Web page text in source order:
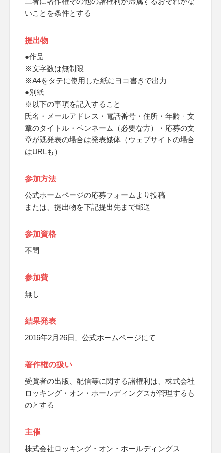
いことを条件とする
提出物
●作品
※文字数は無制限
※A4をタテに使用した紙にヨコ書きで出力
●別紙
※以下の事項を記入すること
氏名・メールアドレス・電話番号・住所・年齢・文
章のタイトル・ペンネーム（必要な方）・応募の文
章が既発表の場合は発表媒体（ウェブサイトの場合
はURLも）
参加方法
公式ホームページの応募フォームより投稿
または、提出物を下記提出先まで郵送
参加資格
不問
参加費
無し
結果発表
2016年2月26日、公式ホームページにて
著作権の扱い
受賞者の出版、配信等に関する諸権利は、株式会社
ロッキング・オン・ホールディングスが管理するも
のとする
主催
株式会社ロッキング・オン・ホールディングス